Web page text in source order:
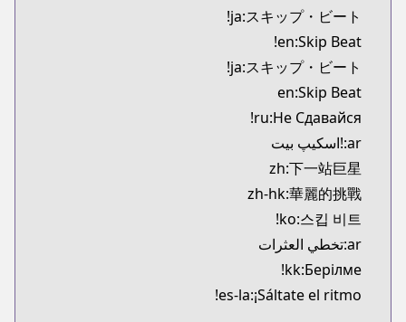
MangaUpdates
MangaUpdates
www.mangaupdates.com/series.html?id=376
Book☆Walker
Book☆Walker
https://bookwalker.jp/series/16766/list
Official English
Official English
https://www.viz.com/skip-beat
ja:スキップ・ビート!
en:Skip Beat!
ja:スキップ・ビート!
en:Skip Beat
ru:Не Сдавайся!
ar:!اسکیپ بیت
zh:下一站巨星
zh-hk:華麗的挑戰
ko:스킵 비트!
ar:تخطي العثرات
kk:Берілме!
es-la:¡Sáltate el ritmo!